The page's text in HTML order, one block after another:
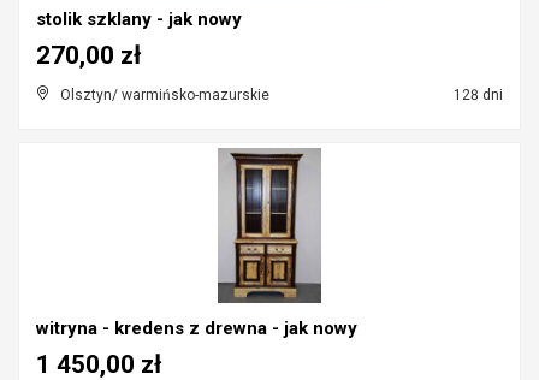
stolik szklany - jak nowy
Olsztyn/ warmińsko-mazurskie 128 dni
270,00 zł
witryna - kredens z drewna - jak nowy
1 450,00 zł